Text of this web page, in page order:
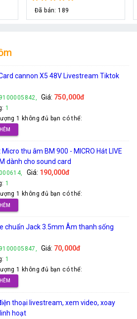
Đã bán: 189
cannon X5 48V Livestream Tiktok
Giá: 750,000đ
1
1 không đủ bạn có thể:
Micro thu âm BM 900 - MICRO Hát LIVE
dành cho sound card
Giá: 190,000đ
1
1 không đủ bạn có thể:
chuẩn Jack 3.5mm Âm thanh sống
Giá: 70,000đ
1
1 không đủ bạn có thể:
thoại livestream, xem video, xoay
hoạt